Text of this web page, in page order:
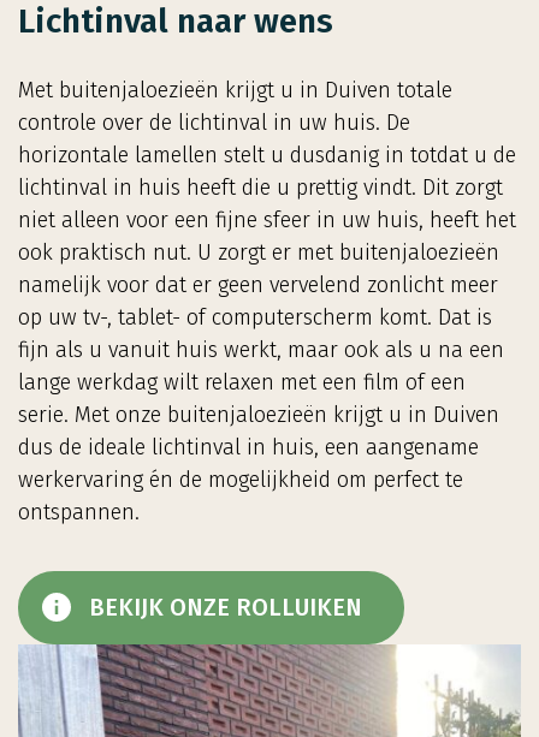
Lichtinval naar wens
Met buitenjaloezieën krijgt u in Duiven totale
controle over de lichtinval in uw huis. De
horizontale lamellen stelt u dusdanig in totdat u de
lichtinval in huis heeft die u prettig vindt. Dit zorgt
niet alleen voor een fijne sfeer in uw huis, heeft het
ook praktisch nut. U zorgt er met buitenjaloezieën
namelijk voor dat er geen vervelend zonlicht meer
op uw tv-, tablet- of computerscherm komt. Dat is
fijn als u vanuit huis werkt, maar ook als u na een
lange werkdag wilt relaxen met een film of een
serie. Met onze buitenjaloezieën krijgt u in Duiven
dus de ideale lichtinval in huis, een aangename
werkervaring én de mogelijkheid om perfect te
ontspannen.
BEKIJK ONZE ROLLUIKEN